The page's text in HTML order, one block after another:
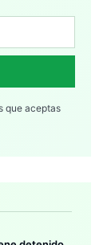
que aceptas